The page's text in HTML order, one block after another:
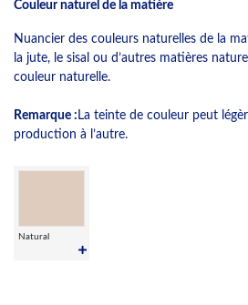
Couleur naturel de la matière
Nuancier des couleurs naturelles de la
la jute, le sisal ou d’autres matières
couleur naturelle.
Remarque : La teinte de couleur peut
production à l’autre.
Natural